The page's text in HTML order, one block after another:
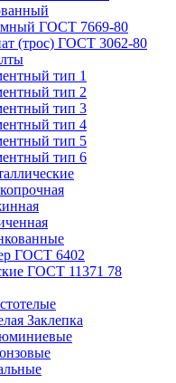
ГОСТ 7669-80
(трос) ГОСТ 3062-80
тип 1
тип 2
тип 3
тип 4
тип 5
тип 6
ГОСТ 6402
ГОСТ 11371 78
Заклепка